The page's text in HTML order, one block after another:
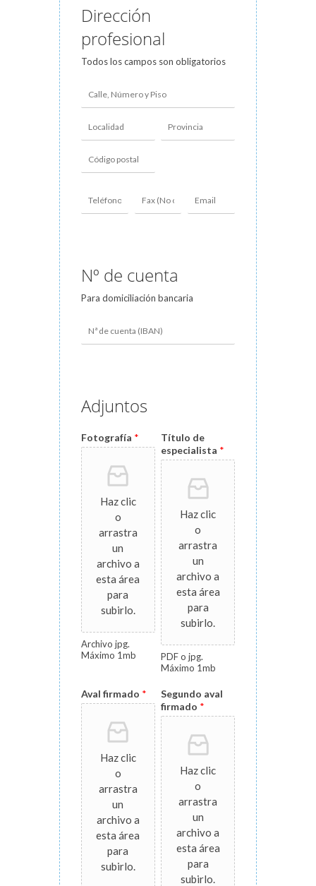
Dirección
profesional
Todos los campos son obligatorios
Nº de cuenta
Para domiciliación bancaria
Adjuntos
Fotografía *
Haz clic
o
arrastra
un
archivo a
esta área
para
subirlo.
Archivo jpg.
Máximo 1mb
Título de
especialista *
Haz clic
o
arrastra
un
archivo a
esta área
para
subirlo.
PDF o jpg.
Máximo 1mb
Aval firmado *
Haz clic
o
arrastra
un
archivo a
esta área
para
subirlo.
Segundo aval
firmado *
Haz clic
o
arrastra
un
archivo a
esta área
para
subirlo.